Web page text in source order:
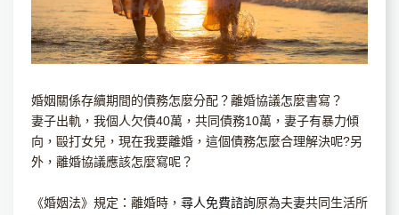
婚姻關係存續期間的債務怎麼分配？離婚協議怎麼書寫？
妻子出軌，我個人欠債40萬，共同債務10萬，妻子有暴力傾
向，毆打女兒，現在我要離婚，這個債務怎麼合理解決呢?另
外，離婚協議應該怎麼寫呢？
《婚姻法》規定：離婚時， 尋人免費諮詢原為夫妻共同生活所